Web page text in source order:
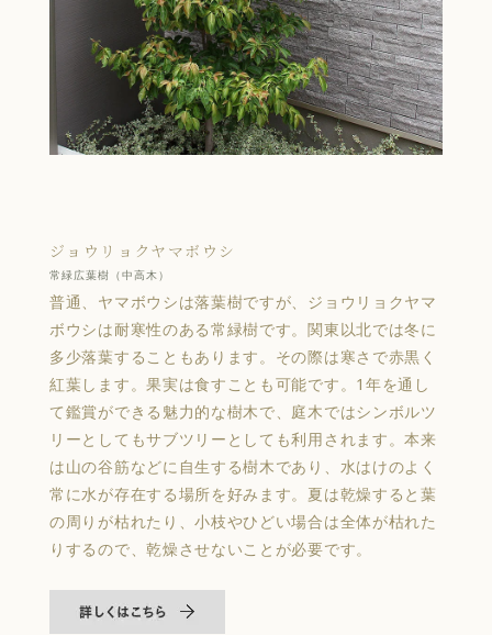
ジョウリョクヤマボウシ
常緑広葉樹（中高木）
普通、ヤマボウシは落葉樹ですが、ジョウリョクヤマ
ボウシは耐寒性のある常緑樹です。関東以北では冬に
多少落葉することもあります。その際は寒さで赤黒く
紅葉します。果実は食すことも可能です。1年を通し
て鑑賞ができる魅力的な樹木で、庭木ではシンボルツ
リーとしてもサブツリーとしても利用されます。本来
は山の谷筋などに自生する樹木であり、水はけのよく
常に水が存在する場所を好みます。夏は乾燥すると葉
の周りが枯れたり、小枝やひどい場合は全体が枯れた
りするので、乾燥させないことが必要です。